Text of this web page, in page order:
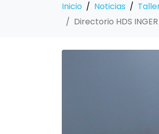
Inicio Noticias
Directorio HDS